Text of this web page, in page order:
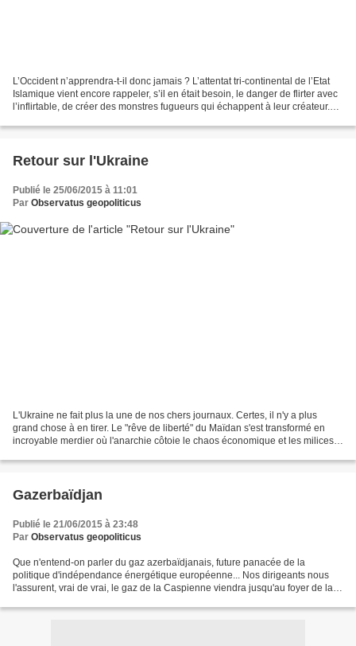
L’Occident n’apprendra-t-il donc jamais ? L’attentat tri-continental de l’Etat
Islamique vient encore rappeler, s’il en était besoin, le danger de flirter avec
l’inflirtable, de créer des monstres fugueurs qui échappent à leur créateur.
Retour sur l'Ukraine
Publié le 25/06/2015 à 11:01
Par Observatus geopoliticus
L'Ukraine ne fait plus la une de nos chers journaux. Certes, il n'y a plus
grand chose à en tirer. Le "rêve de liberté" du Maïdan s'est transformé en
incroyable merdier où l'anarchie côtoie le chaos économique et les milices
Gazerbaïdjan
Publié le 21/06/2015 à 23:48
Par Observatus geopoliticus
Que n'entend-on parler du gaz azerbaïdjanais, future panacée de la
politique d'indépendance énergétique européenne... Nos dirigeants nous
l'assurent, vrai de vrai, le gaz de la Caspienne viendra jusqu'au foyer de la